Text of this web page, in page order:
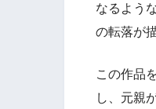
なるよう
の転落が
この作品
し、元親